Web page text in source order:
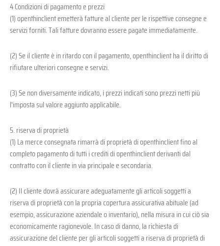
4 Condizioni di pagamento e prezzi
(1) openthinclient emetterà fatture al cliente per le rispettive consegne e
servizi forniti. Tali fatture dovranno essere pagate immediatamente.
(2) Se il cliente è in ritardo con il pagamento, openthinclient ha il diritto di
rifiutare ulteriori consegne e servizi.
(3) Se non diversamente indicato, i prezzi indicati sono prezzi netti più
l'imposta sul valore aggiunto applicabile.
5. riserva di proprietà
(1) La merce consegnata rimarrà di proprietà di openthinclient fino al
completo pagamento di tutti i crediti di openthinclient derivanti dal
contratto con il cliente in via principale e secondaria.
(2) Il cliente dovrà assicurare adeguatamente gli articoli soggetti a
riserva di proprietà con la propria copertura assicurativa abituale (ad
esempio, assicurazione aziendale o inventario), nella misura in cui ciò sia
economicamente ragionevole. In caso di danno, la richiesta di
assicurazione del cliente per gli articoli soggetti a riserva di proprietà di